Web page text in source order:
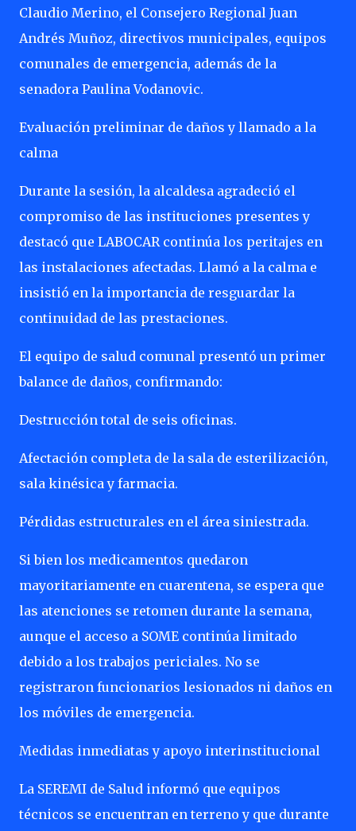
Claudio Merino, el Consejero Regional Juan
Andrés Muñoz, directivos municipales, equipos
comunales de emergencia, además de la
senadora Paulina Vodanovic.
Evaluación preliminar de daños y llamado a la
calma
Durante la sesión, la alcaldesa agradeció el
compromiso de las instituciones presentes y
destacó que LABOCAR continúa los peritajes en
las instalaciones afectadas. Llamó a la calma e
insistió en la importancia de resguardar la
continuidad de las prestaciones.
El equipo de salud comunal presentó un primer
balance de daños, confirmando:
Destrucción total de seis oficinas.
Afectación completa de la sala de esterilización,
sala kinésica y farmacia.
Pérdidas estructurales en el área siniestrada.
Si bien los medicamentos quedaron
mayoritariamente en cuarentena, se espera que
las atenciones se retomen durante la semana,
aunque el acceso a SOME continúa limitado
debido a los trabajos periciales. No se
registraron funcionarios lesionados ni daños en
los móviles de emergencia.
Medidas inmediatas y apoyo interinstitucional
La SEREMI de Salud informó que equipos
técnicos se encuentran en terreno y que durante